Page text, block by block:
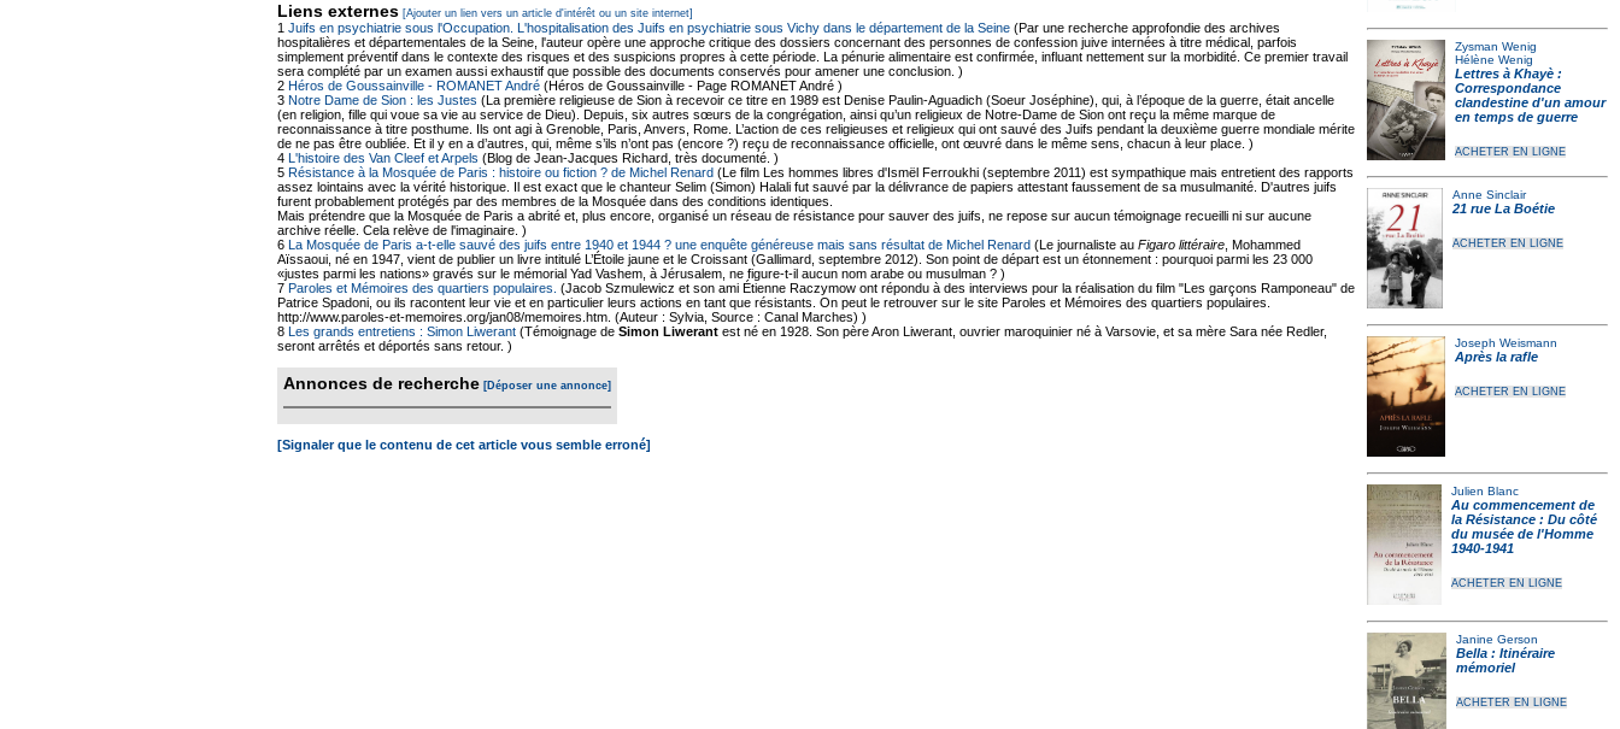
Zysman Wenig
Hélène Wenig
Lettres à Khayè :
Correspondance
clandestine d'un amour
en temps de guerre
ACHETER EN LIGNE
Anne Sinclair
21 rue La Boétie
ACHETER EN LIGNE
Joseph Weismann
Après la rafle
ACHETER EN LIGNE
Julien Blanc
Au commencement de
la Résistance : Du côté
du musée de l'Homme
1940-1941
ACHETER EN LIGNE
Janine Gerson
Bella : Itinéraire
mémoriel
ACHETER EN LIGNE
Liens externes [Ajouter un lien vers un article d'intérêt ou un site internet]
1 Juifs en psychiatrie sous l'Occupation. L'hospitalisation des Juifs en psychiatrie sous Vichy dans le département de la Seine (Par une recherche approfondie des archives
hospitalières et départementales de la Seine, l'auteur opère une approche critique des dossiers concernant des personnes de confession juive internées à titre médical, parfois
simplement préventif dans le contexte des risques et des suspicions propres à cette période. La pénurie alimentaire est confirmée, influant nettement sur la morbidité. Ce premier travail
sera complété par un examen aussi exhaustif que possible des documents conservés pour amener une conclusion. )
2 Héros de Goussainville - ROMANET André (Héros de Goussainville - Page ROMANET André )
3 Notre Dame de Sion : les Justes (La première religieuse de Sion à recevoir ce titre en 1989 est Denise Paulin-Aguadich (Soeur Joséphine), qui, à l’époque de la guerre, était ancelle
(en religion, fille qui voue sa vie au service de Dieu). Depuis, six autres sœurs de la congrégation, ainsi qu’un religieux de Notre-Dame de Sion ont reçu la même marque de
reconnaissance à titre posthume. Ils ont agi à Grenoble, Paris, Anvers, Rome. L’action de ces religieuses et religieux qui ont sauvé des Juifs pendant la deuxième guerre mondiale mérite
de ne pas être oubliée. Et il y en a d’autres, qui, même s’ils n’ont pas (encore ?) reçu de reconnaissance officielle, ont œuvré dans le même sens, chacun à leur place. )
4 L'histoire des Van Cleef et Arpels (Blog de Jean-Jacques Richard, très documenté. )
5 Résistance à la Mosquée de Paris : histoire ou fiction ? de Michel Renard (Le film Les hommes libres d'Ismël Ferroukhi (septembre 2011) est sympathique mais entretient des rapports
assez lointains avec la vérité historique. Il est exact que le chanteur Selim (Simon) Halali fut sauvé par la délivrance de papiers attestant faussement de sa musulmanité. D'autres juifs
furent probablement protégés par des membres de la Mosquée dans des conditions identiques.
Mais prétendre que la Mosquée de Paris a abrité et, plus encore, organisé un réseau de résistance pour sauver des juifs, ne repose sur aucun témoignage recueilli ni sur aucune
archive réelle. Cela relève de l'imaginaire. )
6 La Mosquée de Paris a-t-elle sauvé des juifs entre 1940 et 1944 ? une enquête généreuse mais sans résultat de Michel Renard (Le journaliste au Figaro littéraire , Mohammed
Aïssaoui, né en 1947, vient de publier un livre intitulé L’Étoile jaune et le Croissant (Gallimard, septembre 2012). Son point de départ est un étonnement : pourquoi parmi les 23 000
«justes parmi les nations» gravés sur le mémorial Yad Vashem, à Jérusalem, ne figure-t-il aucun nom arabe ou musulman ? )
7 Paroles et Mémoires des quartiers populaires. (Jacob Szmulewicz et son ami Étienne Raczymow ont répondu à des interviews pour la réalisation du film "Les garçons Ramponeau" de
Patrice Spadoni, ou ils racontent leur vie et en particulier leurs actions en tant que résistants. On peut le retrouver sur le site Paroles et Mémoires des quartiers populaires.
http://www.paroles-et-memoires.org/jan08/memoires.htm. (Auteur : Sylvia, Source : Canal Marches) )
8 Les grands entretiens : Simon Liwerant (Témoignage de Simon Liwerant est né en 1928. Son père Aron Liwerant, ouvrier maroquinier né à Varsovie, et sa mère Sara née Redler,
seront arrêtés et déportés sans retour. )
Annonces de recherche [Déposer une annonce]
[Signaler que le contenu de cet article vous semble erroné]